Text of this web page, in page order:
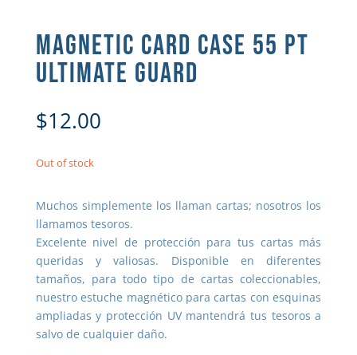
MAGNETIC CARD CASE 55 PT
ULTIMATE GUARD
$12.00
Out of stock
Muchos simplemente los llaman cartas; nosotros los
llamamos tesoros.
Excelente nivel de protección para tus cartas más
queridas y valiosas. Disponible en diferentes
tamaños, para todo tipo de cartas coleccionables,
nuestro estuche magnético para cartas con esquinas
ampliadas y protección UV mantendrá tus tesoros a
salvo de cualquier daño.